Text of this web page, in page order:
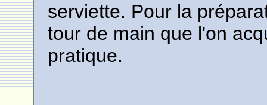
serviette. Pour la
tour de main que l'on
pratique.